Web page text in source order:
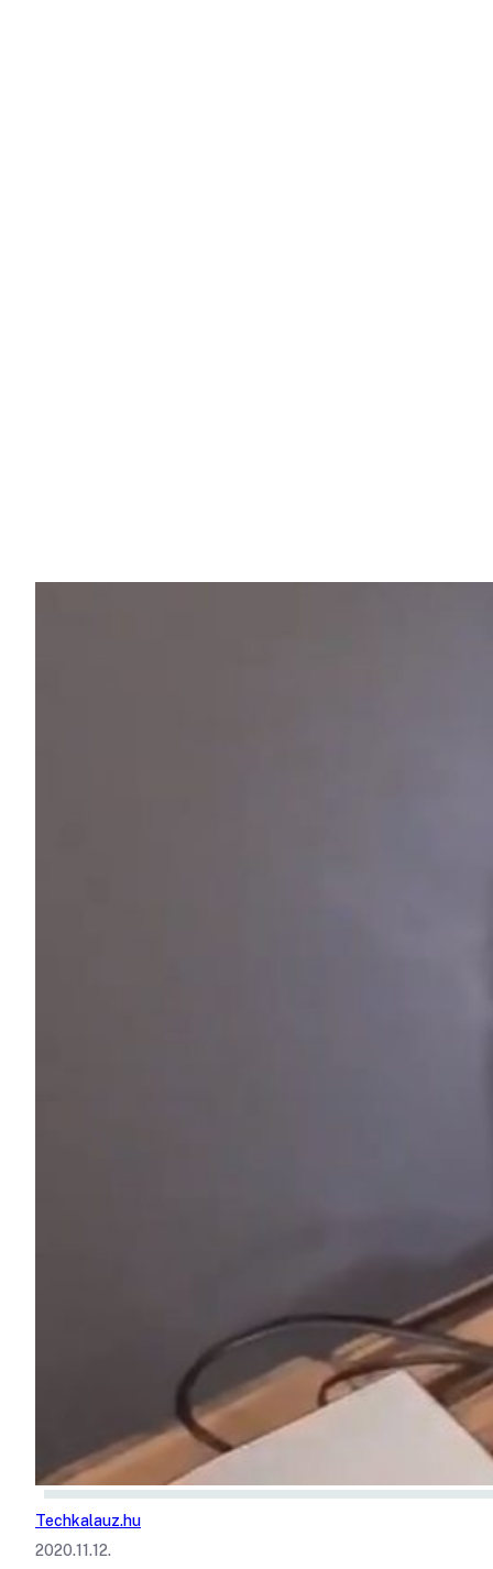
Techkalauz.hu
2020.11.12.